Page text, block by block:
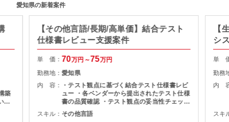
愛知県の新着案件
築
た
【その他言語/長期/高単価】結合テスト
仕様書レビュー支援案件
単 価： 70万円～75万円
勤務地：愛知県
内 容：
・テスト観点に基づく結合テスト仕様書レビ
ュー ・各ベンダーから提出されたテスト仕様
書の品質確認 ・テスト観点の妥当性チェック
・指摘事項の整理およびレビュー結果のフィ
ードバック ・プロジェクト関係者との調整・
スキル： その他言語
【
シ
単
勤務
内
スキ